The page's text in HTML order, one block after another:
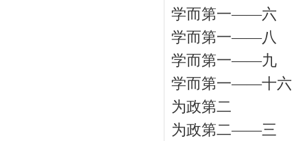
学而第一——六
学而第一——八
学而第一——九
学而第一——十六
为政第二
为政第二——三